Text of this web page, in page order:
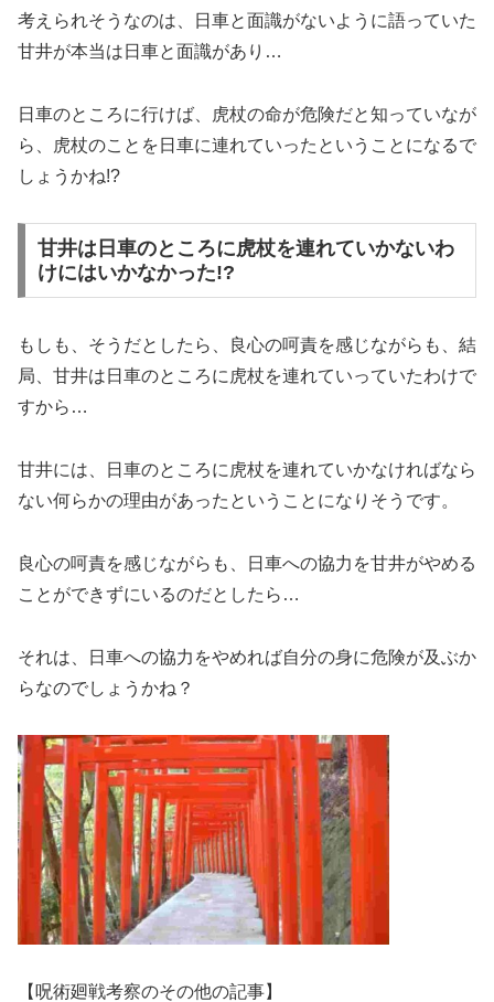
考えられそうなのは、日車と面識がないように語っていた
甘井が本当は日車と面識があり…
日車のところに行けば、虎杖の命が危険だと知っていなが
ら、虎杖のことを日車に連れていったということになるで
しょうかね!?
甘井は日車のところに虎杖を連れていかないわ
けにはいかなかった!?
もしも、そうだとしたら、良心の呵責を感じながらも、結
局、甘井は日車のところに虎杖を連れていっていたわけで
すから…
甘井には、日車のところに虎杖を連れていかなければなら
ない何らかの理由があったということになりそうです。
良心の呵責を感じながらも、日車への協力を甘井がやめる
ことができずにいるのだとしたら…
それは、日車への協力をやめれば自分の身に危険が及ぶか
らなのでしょうかね？
【呪術廻戦考察のその他の記事】